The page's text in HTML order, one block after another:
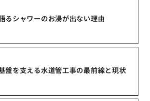
るシャワーのお湯が出ない理由
盤を支える水道管工事の最前線と現状